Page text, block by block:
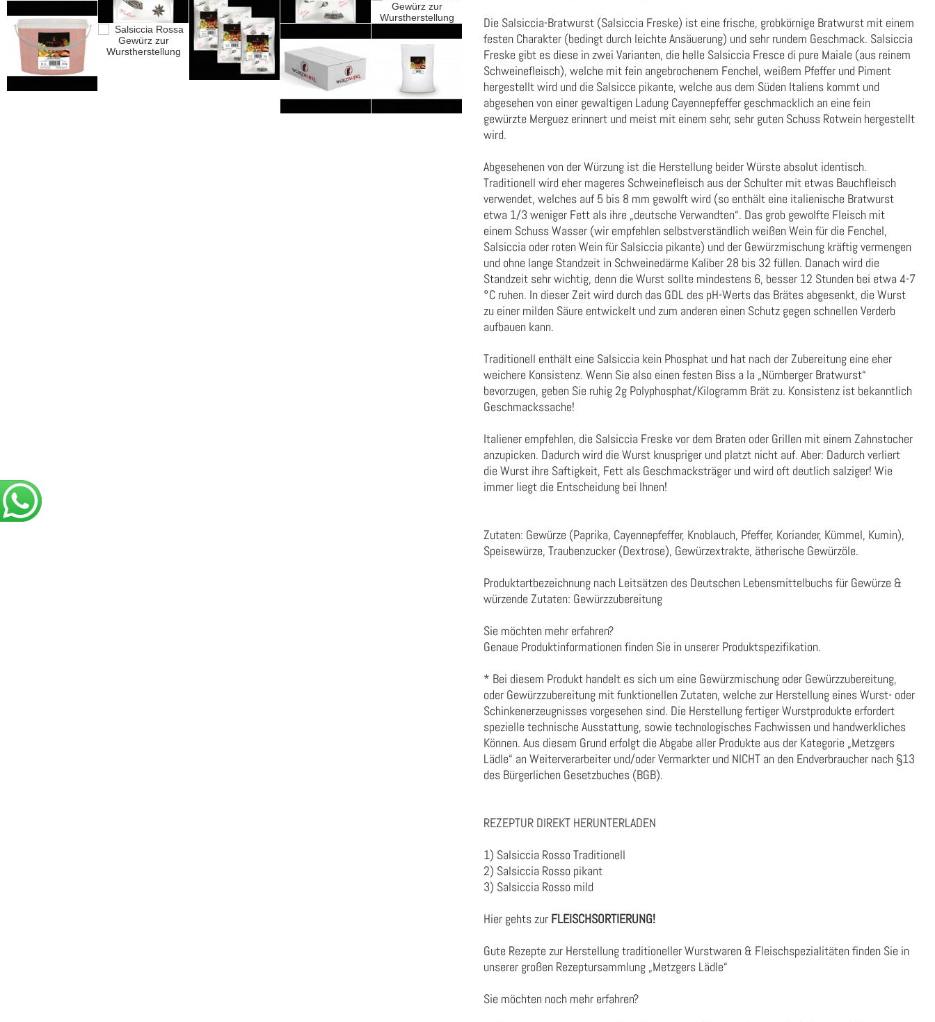
Die Salsiccia-Bratwurst (Salsiccia Freske) ist eine frische, grobkörnige Bratwurst mit einem
festen Charakter (bedingt durch leichte Ansäuerung) und sehr rundem Geschmack. Salsiccia
Freske gibt es diese in zwei Varianten, die helle Salsiccia Fresce di pure Maiale (aus reinem
Schweinefleisch), welche mit fein angebrochenem Fenchel, weißem Pfeffer und Piment
hergestellt wird und die Salsicce pikante, welche aus dem Süden Italiens kommt und
abgesehen von einer gewaltigen Ladung Cayennepfeffer geschmacklich an eine fein
gewürzte Merguez erinnert und meist mit einem sehr, sehr guten Schuss Rotwein hergestellt
wird.
Abgesehenen von der Würzung ist die Herstellung beider Würste absolut identisch.
Traditionell wird eher mageres Schweinefleisch aus der Schulter mit etwas Bauchfleisch
verwendet, welches auf 5 bis 8 mm gewolft wird (so enthält eine italienische Bratwurst
etwa 1/3 weniger Fett als ihre „deutsche Verwandten“. Das grob gewolfte Fleisch mit
einem Schuss Wasser (wir empfehlen selbstverständlich weißen Wein für die Fenchel,
Salsiccia oder roten Wein für Salsiccia pikante) und der Gewürzmischung kräftig vermengen
und ohne lange Standzeit in Schweinedärme Kaliber 28 bis 32 füllen. Danach wird die
Standzeit sehr wichtig, denn die Wurst sollte mindestens 6, besser 12 Stunden bei etwa 4-7
°C ruhen. In dieser Zeit wird durch das GDL des pH-Werts das Brätes abgesenkt, die Wurst
zu einer milden Säure entwickelt und zum anderen einen Schutz gegen schnellen Verderb
aufbauen kann.
Traditionell enthält eine Salsiccia kein Phosphat und hat nach der Zubereitung eine eher
weichere Konsistenz. Wenn Sie also einen festen Biss a la „Nürnberger Bratwurst“
bevorzugen, geben Sie ruhig 2g Polyphosphat/Kilogramm Brät zu. Konsistenz ist bekanntlich
Geschmackssache!
Italiener empfehlen, die Salsiccia Freske vor dem Braten oder Grillen mit einem Zahnstocher
anzupicken. Dadurch wird die Wurst knuspriger und platzt nicht auf. Aber: Dadurch verliert
die Wurst ihre Saftigkeit, Fett als Geschmacksträger und wird oft deutlich salziger! Wie
immer liegt die Entscheidung bei Ihnen!
Zutaten: Gewürze (Paprika, Cayennepfeffer, Knoblauch, Pfeffer, Koriander, Kümmel, Kumin),
Speisewürze, Traubenzucker (Dextrose), Gewürzextrakte, ätherische Gewürzöle.
Produktartbezeichnung nach Leitsätzen des Deutschen Lebensmittelbuchs für Gewürze &
würzende Zutaten: Gewürzzubereitung
Sie möchten mehr erfahren?
Genaue Produktinformationen finden Sie in unserer Produktspezifikation.
* Bei diesem Produkt handelt es sich um eine Gewürzmischung oder Gewürzzubereitung,
oder Gewürzzubereitung mit funktionellen Zutaten, welche zur Herstellung eines Wurst- oder
Schinkenerzeugnisses vorgesehen sind. Die Herstellung fertiger Wurstprodukte erfordert
spezielle technische Ausstattung, sowie technologisches Fachwissen und handwerkliches
Können. Aus diesem Grund erfolgt die Abgabe aller Produkte aus der Kategorie „Metzgers
Lädle“ an Weiterverarbeiter und/oder Vermarkter und NICHT an den Endverbraucher nach §13
des Bürgerlichen Gesetzbuches (BGB).
REZEPTUR DIREKT HERUNTERLADEN
1) Salsiccia Rosso Traditionell
2) Salsiccia Rosso pikant
3) Salsiccia Rosso mild
Hier gehts zur FLEISCHSORTIERUNG!
Gute Rezepte zur Herstellung traditioneller Wurstwaren & Fleischspezialitäten finden Sie in
unserer großen Rezeptursammlung „Metzgers Lädle“
Sie möchten noch mehr erfahren?